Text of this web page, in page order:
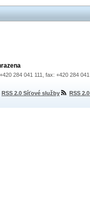
284 041 111, fax: +420 284
RSS 2.0 Síťové služby RSS